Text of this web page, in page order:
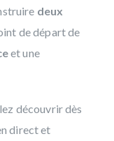
deux
de départ de
et une
découvrir dès
direct et